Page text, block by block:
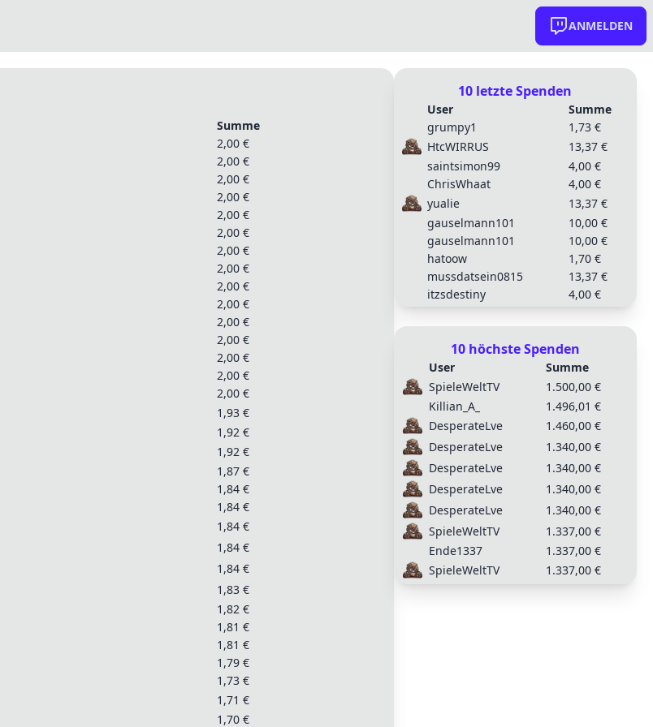
ANMELDEN
Summe
2,00 €
2,00 €
2,00 €
2,00 €
2,00 €
2,00 €
2,00 €
2,00 €
2,00 €
2,00 €
2,00 €
2,00 €
2,00 €
2,00 €
2,00 €
1,93 €
1,92 €
1,92 €
1,87 €
1,84 €
1,84 €
1,84 €
1,84 €
1,84 €
1,83 €
1,82 €
1,81 €
1,81 €
1,79 €
1,73 €
1,71 €
1,70 €
10 letzte Spenden
User
Summe
grumpy1
1,73 €
HtcWIRRUS
13,37 €
saintsimon99
4,00 €
ChrisWhaat
4,00 €
yualie
13,37 €
gauselmann101
10,00 €
gauselmann101
10,00 €
hatoow
1,70 €
mussdatsein0815
13,37 €
itzsdestiny
4,00 €
10 höchste Spenden
User
Summe
SpieleWeltTV
1.500,00 €
Killian_A_
1.496,01 €
DesperateLve
1.460,00 €
DesperateLve
1.340,00 €
DesperateLve
1.340,00 €
DesperateLve
1.340,00 €
DesperateLve
1.340,00 €
SpieleWeltTV
1.337,00 €
Ende1337
1.337,00 €
SpieleWeltTV
1.337,00 €